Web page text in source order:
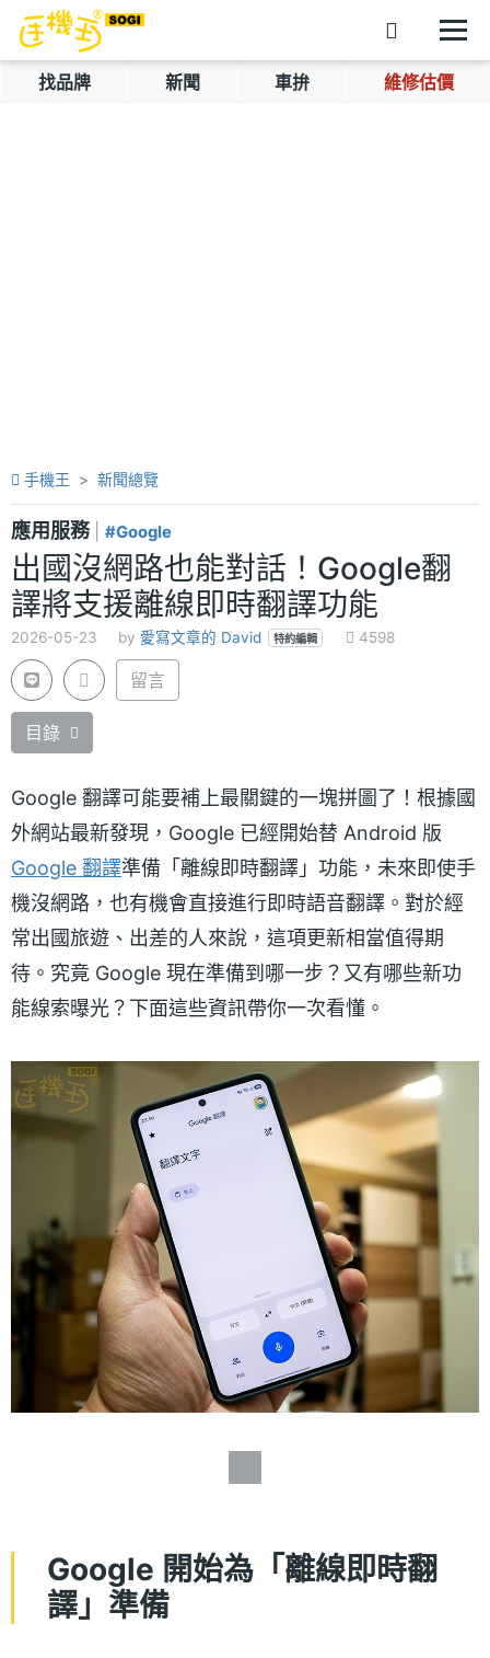
找品牌 新聞 車拚 維修估價
手機王 新聞總覽
應用服務 #Google
出國沒網路也能對話！Google翻
譯將支援離線即時翻譯功能
2026-05-23 by 愛寫文章的 David 特約編輯 4598
留言
目錄
Google 翻譯可能要補上最關鍵的一塊拼圖了！根據國
外網站最新發現，Google 已經開始替 Android 版
Google 翻譯準備「離線即時翻譯」功能，未來即使手
機沒網路，也有機會直接進行即時語音翻譯。對於經
常出國旅遊、出差的人來說，這項更新相當值得期
待。究竟 Google 現在準備到哪一步？又有哪些新功
能線索曝光？下面這些資訊帶你一次看懂。
Google 開始為「離線即時翻
譯」準備